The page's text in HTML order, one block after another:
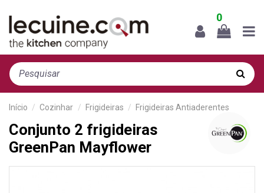
0
Início Cozinhar Frigideiras Frigideiras Antiaderentes
Conjunto 2 frigideiras
GreenPan Mayflower